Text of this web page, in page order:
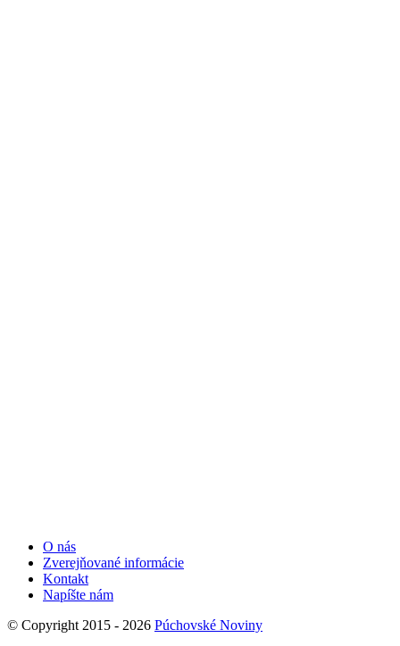
O nás
Zverejňované informácie
Kontakt
Napíšte nám
© Copyright 2015 - 2026 Púchovské Noviny